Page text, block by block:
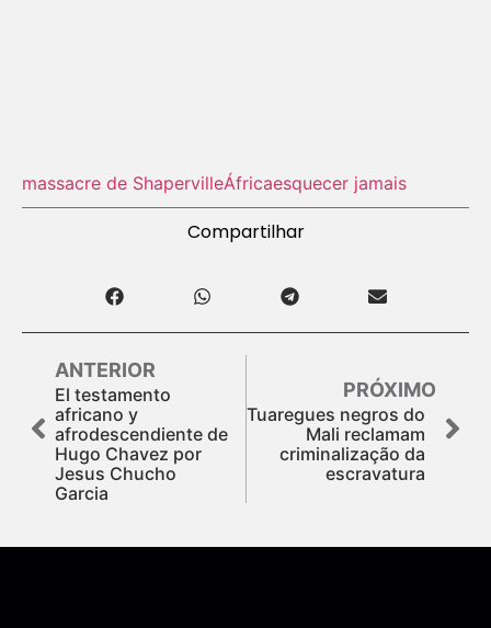
massacre de ShapervilleÁfricaesquecer jamais
Compartilhar
ANTERIOR
El testamento
africano y
afrodescendiente de
Hugo Chavez por
Jesus Chucho
Garcia
PRÓXIMO
Tuaregues negros do
Mali reclamam
criminalização da
escravatura